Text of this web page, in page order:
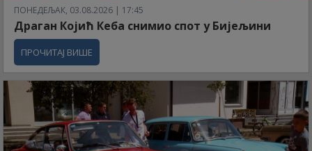
ПОНЕДЕЉАК, 03.08.2026 | 17:45
Драган Којић Кеба снимио спот у Бијељини
ПРОЧИТАЈ ВИШЕ